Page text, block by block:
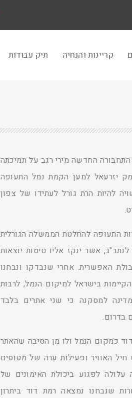
קריינות והנחיה תיק עבודות
החדשה מירי רגב על תמיכתה
יזרעאל למען הקמת נמל התעופה
להיות הרת גורל לעתידו של צפון
התעופה להחלטת הממשלה הגורלית
אשר ינקז אליו טיסות יוצאות
האפשרית. אחרי שנבדקו ונבחנו
בישראל למיקום הנמל, לרבות
למסקנה כי שני אתרים בלבד
בדרום.
כמקום הנמל ולו מן הסיבה שהאתר
האוויר ופעילות ערה של מטוסים
עלולה לפגוע ביכולת האימונים של
שנבחנו נמצאה רמת דוד ביתרון